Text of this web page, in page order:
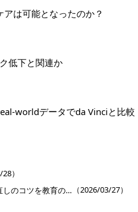
は可能となったのか？
低下と関連か
worldデータでda Vinciと比較
）
専門医が総合診療を使って成長する秘訣――50代からの学び直しのコツを教育のプロに聞く【ReGeneral インタビュー】第6回 （2026/03/27）